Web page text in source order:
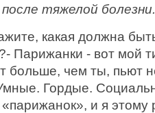
тяжелой болезни.
какая должна
Парижанки - вот мой
больше, чем ты, пьют
Гордые.
и я этому